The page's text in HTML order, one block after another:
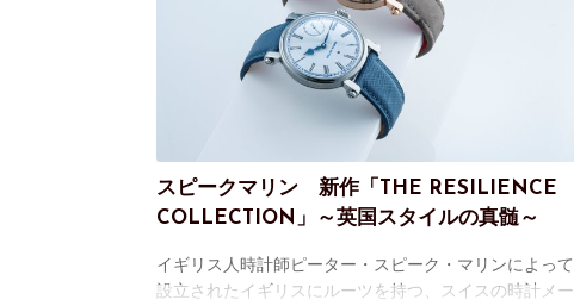
スピークマリン 新作「THE RESILIENCE
COLLECTION」～英国スタイルの真髄～
イギリス人時計師ピーター・スピーク・マリンによって
設立されたイギリスにルーツを持つ、スイスの時計メー